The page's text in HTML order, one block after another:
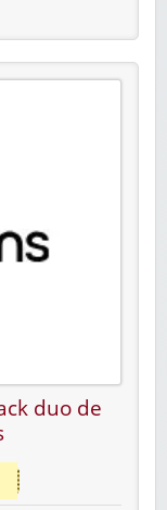
duo de